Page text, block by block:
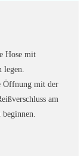
Hose mit
legen.
Öffnung mit der
am
beginnen.